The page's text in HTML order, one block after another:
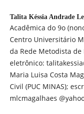
Talita Késsia Andrade
Acadêmica do 9o
Centro Universitário
da Rede Metodista de
eletrônico:
Maria Luisa Costa
Civil (PUC MINAS);
mlcmagalhaes